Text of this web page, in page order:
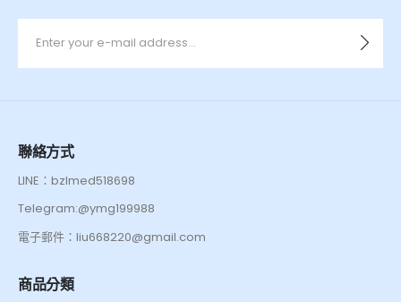
聯絡方式
LINE：bzlmed518698
Telegram:@ymg199988
電子郵件：liu668220@gmail.com
商品分類